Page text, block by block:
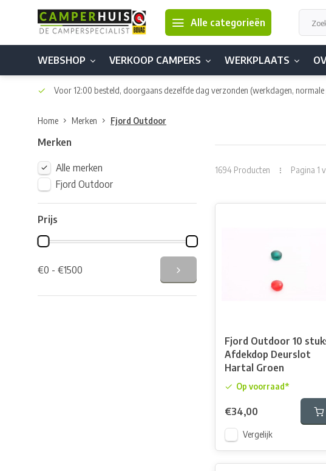
Alle categorieën
WEBSHOP VERKOOP CAMPERS WERKPLAATS
Voor 12:00 besteld, doorgaans dezelfde dag verzonden (werkdagen,
Home Merken Fjord Outdoor
Merken
Alle merken
Fjord Outdoor
Prijs
€0 - €1500
1694 Producten Pagina 1
Fjord Outdoor 10
Afdekdop Deurslot
Hartal Groen
Op voorraad*
€34,00
Vergelijk